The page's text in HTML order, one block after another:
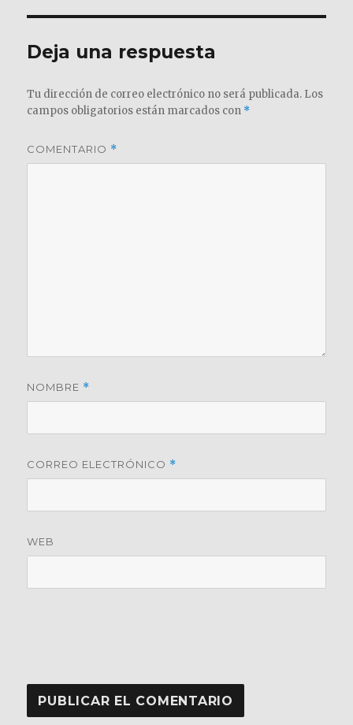
Deja una respuesta
Tu dirección de correo electrónico no será publicada. Los
campos obligatorios están marcados con *
COMENTARIO *
NOMBRE *
CORREO ELECTRÓNICO *
WEB